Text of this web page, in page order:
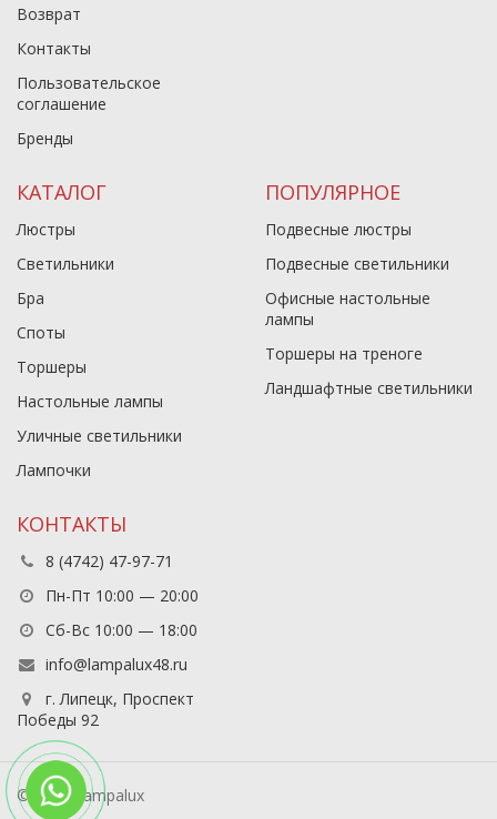
Возврат
Контакты
Пользовательское
соглашение
Бренды
КАТАЛОГ
Люстры
Светильники
Бра
Споты
Торшеры
Настольные лампы
Уличные светильники
Лампочки
ПОПУЛЯРНОЕ
Подвесные люстры
Подвесные светильники
Офисные настольные
лампы
Торшеры на треноге
Ландшафтные светильники
КОНТАКТЫ
8 (4742) 47-97-71
Пн-Пт 10:00 — 20:00
Сб-Вс 10:00 — 18:00
info@lampalux48.ru
г. Липецк, Проспект
Победы 92
© 2026 Lampalux